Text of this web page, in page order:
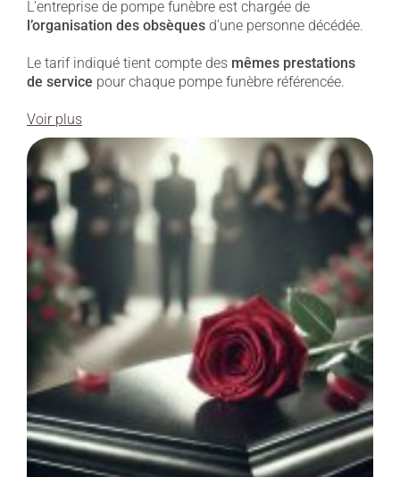
L’entreprise de pompe funèbre est chargée de
l’organisation des obsèques d’une personne décédée.
Le tarif indiqué tient compte des mêmes prestations
de service pour chaque pompe funèbre référencée.
Voir plus